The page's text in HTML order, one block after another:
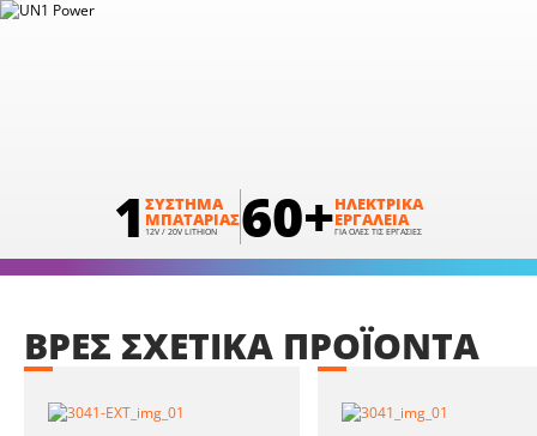
1 ΣΥΣΤΗΜΑ
ΜΠΑΤΑΡΙΑΣ
12V / 20V LITHION 60+ΗΛΕΚΤΡΙΚΑ
ΕΡΓΑΛΕΙΑ
ΓΙΑ ΟΛΕΣ ΤΙΣ ΕΡΓΑΣΙΕΣ
ΒΡΕΣ ΣΧΕΤΙΚΑ ΠΡΟΪΟΝΤΑ